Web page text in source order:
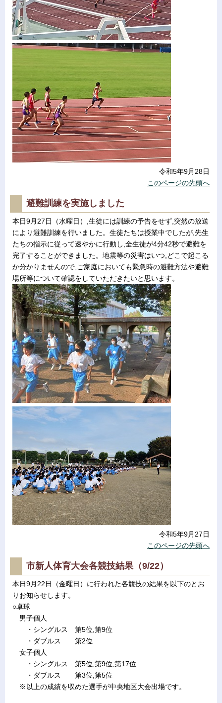
令和5年9月28日
このページの先頭へ
避難訓練を実施しました
本日9月27日（水曜日）,生徒には訓練の予告をせず,突然の放送
により避難訓練を行いました。生徒たちは授業中でしたが,先生
たちの指示に従って速やかに行動し,全生徒が4分42秒で避難を
完了することができました。地震等の災害はいつ,どこで起こる
か分かりませんので,ご家庭においても緊急時の避難方法や避難
場所等について確認をしていただきたいと思います。
令和5年9月27日
このページの先頭へ
市新人体育大会各競技結果（9/22）
本日9月22日（金曜日）に行われた各競技の結果を以下のとお
りお知らせします。
○卓球
男子個人
・シングルス 第5位,第9位
・ダブルス 第2位
女子個人
・シングルス 第5位,第9位,第17位
・ダブルス 第3位,第5位
※以上の成績を収めた選手が中央地区大会出場です。